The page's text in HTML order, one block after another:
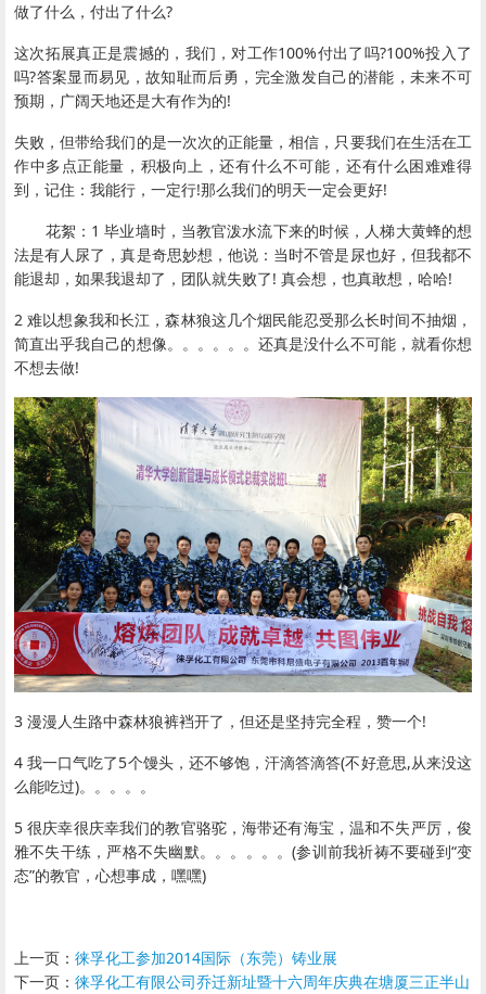
做了什么，付出了什么?
这次拓展真正是震撼的，我们，对工作100%付出了吗?100%投入了
吗?答案显而易见，故知耻而后勇，完全激发自己的潜能，未来不可
预期，广阔天地还是大有作为的!
失败，但带给我们的是一次次的正能量，相信，只要我们在生活在工
作中多点正能量，积极向上，还有什么不可能，还有什么困难难得
到，记住：我能行，一定行!那么我们的明天一定会更好!
花絮：1 毕业墙时，当教官泼水流下来的时候，人梯大黄蜂的想
法是有人尿了，真是奇思妙想，他说：当时不管是尿也好，但我都不
能退却，如果我退却了，团队就失败了! 真会想，也真敢想，哈哈!
2 难以想象我和长江，森林狼这几个烟民能忍受那么长时间不抽烟，
简直出乎我自己的想像。。。。。。还真是没什么不可能，就看你想
不想去做!
3 漫漫人生路中森林狼裤裆开了，但还是坚持完全程，赞一个!
4 我一口气吃了5个馒头，还不够饱，汗滴答滴答(不好意思,从来没这
么能吃过)。。。。。
5 很庆幸很庆幸我们的教官骆驼，海带还有海宝，温和不失严厉，俊
雅不失干练，严格不失幽默。。。。。。(参训前我祈祷不要碰到“变
态”的教官，心想事成，嘿嘿)
上一页： 徕孚化工参加2014国际（东莞）铸业展
下一页： 徕孚化工有限公司乔迁新址暨十六周年庆典在塘厦三正半山